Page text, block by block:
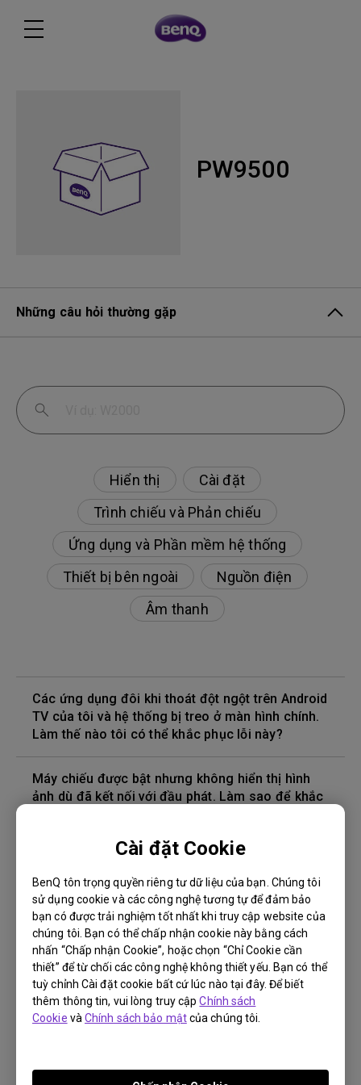
Cài đặt Cookie
BenQ tôn trọng quyền riêng tư dữ liệu của bạn. Chúng tôi
sử dụng cookie và các công nghệ tương tự để đảm bảo
bạn có được trải nghiệm tốt nhất khi truy cập website của
chúng tôi. Bạn có thể chấp nhận cookie này bằng cách
nhấn “Chấp nhận Cookie”, hoặc chọn “Chỉ Cookie cần
thiết” để từ chối các công nghệ không thiết yếu. Bạn có thể
tuỳ chỉnh Cài đặt cookie bất cứ lúc nào tại đây. Để biết
thêm thông tin, vui lòng truy cậpChính sách
Cookie vàChính sách bảo mậtcủa chúng tôi.
PW9500
Những câu hỏi thường gặp
Hiển thị
Cài đặt
Trình chiếu và Phản chiếu
Ứng dụng và Phần mềm hệ thống
Thiết bị bên ngoài
Nguồn điện
Âm thanh
Các ứng dụng đôi khi thoát đột ngột trên Android
TV của tôi và hệ thống bị treo ở màn hình chính.
Làm thế nào tôi có thể khắc phục lỗi này?
Máy chiếu được bật nhưng không hiển thị hình
ảnh dù đã kết nối với đầu phát. Làm sao để khắc
Phiên bản cáp HDMI nào tương thích với 4K HDR?
Độ sâu của màu trong menu OSD không chính
xác, làm cách nào để khắc phục điều này?
Làm cách nào để thay bóng đèn máy chiếu và
đặt lại bộ hẹn giờ của bóng đèn?
Máy chiếu bị nóng ở chế độ chờ standby. Làm